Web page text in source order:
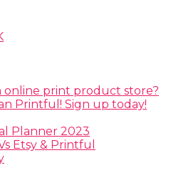
online print product store?
Printful! Sign up today!
Planner 2023
Etsy & Printful